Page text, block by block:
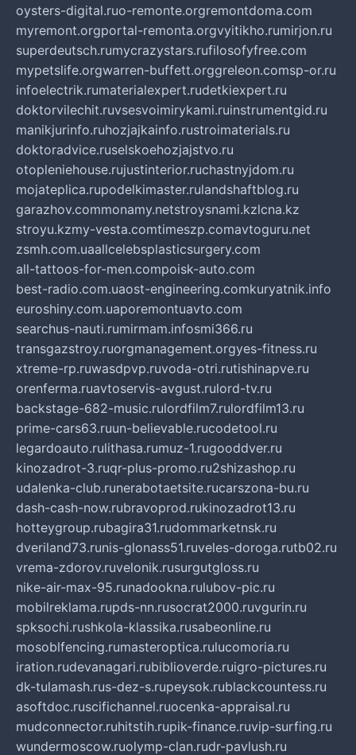
oysters-digital.ruo-remonte.orgremontdoma.com
myremont.orgportal-remonta.orgvyitikho.rumirjon.ru
superdeutsch.rumycrazystars.rufilosofyfree.com
mypetslife.orgwarren-buffett.orggreleon.comsp-or.ru
infoelectrik.rumaterialexpert.rudetkiexpert.ru
doktorvilechit.ruvsesvoimirykami.ruinstrumentgid.ru
manikjurinfo.ruhozjajkainfo.rustroimaterials.ru
doktoradvice.ruselskoehozjajstvo.ru
otopleniehouse.rujustinterior.ruchastnyjdom.ru
mojateplica.rupodelkimaster.rulandshaftblog.ru
garazhov.commonamy.netstroysnami.kzlcna.kz
stroyu.kzmy-vesta.comtimeszp.comavtoguru.net
zsmh.com.uaallcelebsplasticsurgery.com
all-tattoos-for-men.compoisk-auto.com
best-radio.com.uaost-engineering.comkuryatnik.info
euroshiny.com.uaporemontuavto.com
searchus-nauti.rumirmam.infosmi366.ru
transgazstroy.ruorgmanagement.orgyes-fitness.ru
xtreme-rp.ruwasdpvp.ruvoda-otri.rutishinapve.ru
orenferma.ruavtoservis-avgust.rulord-tv.ru
backstage-682-music.rulordfilm7.rulordfilm13.ru
prime-cars63.ruun-believable.rucodetool.ru
legardoauto.rulithasa.rumuz-1.rugooddver.ru
kinozadrot-3.ruqr-plus-promo.ru2shizashop.ru
udalenka-club.runerabotaetsite.rucarszona-bu.ru
dash-cash-now.rubravoprod.rukinozadrot13.ru
hotteygroup.rubagira31.rudommarketnsk.ru
dveriland73.runis-glonass51.ruveles-doroga.rutb02.ru
vrema-zdorov.ruvelonik.rusurgutgloss.ru
nike-air-max-95.runadookna.rulubov-pic.ru
mobilreklama.rupds-nn.rusocrat2000.ruvgurin.ru
spksochi.rushkola-klassika.rusabeonline.ru
mosoblfencing.rumasteroptica.rulucomoria.ru
iration.rudevanagari.rubiblioverde.ruigro-pictures.ru
dk-tulamash.rus-dez-s.rupeysok.rublackcountess.ru
asoftdoc.ruscifichannel.ruocenka-appraisal.ru
mudconnector.ruhitstih.rupik-finance.ruvip-surfing.ru
wundermoscow.ruolymp-clan.rudr-pavlush.ru